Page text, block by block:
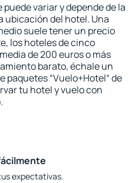
variar y depende de la
ubicación del hotel. Una
suele tener un precio
los hoteles de cinco
de 200 euros o más
barato, échale un
paquetes “Vuelo+Hotel“ de
tu hotel y vuelo con
expectativas.